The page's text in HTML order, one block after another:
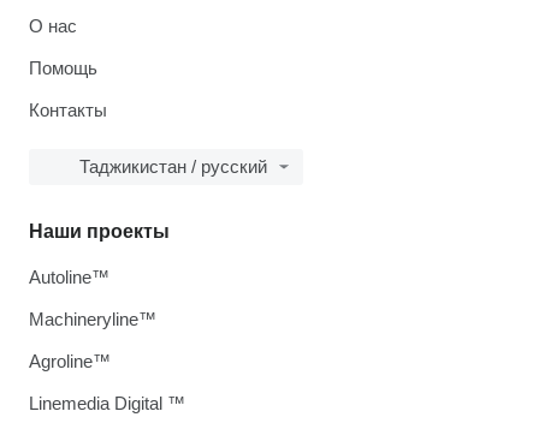
О нас
Помощь
Контакты
Таджикистан / русский
Наши проекты
Autoline™
Machineryline™
Agroline™
Linemedia Digital ™